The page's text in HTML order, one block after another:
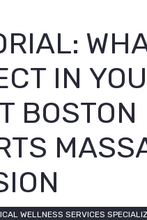
IN
BOSTON
WELLNESS SERVICES